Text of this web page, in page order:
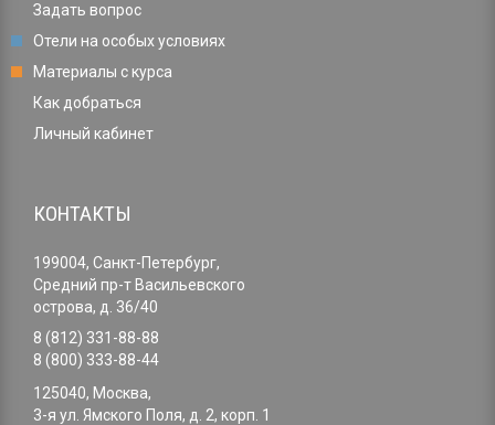
Задать вопрос
Отели на особых условиях
Материалы с курса
Как добраться
Личный кабинет
КОНТАКТЫ
199004, Санкт-Петербург,
Средний пр-т Васильевского
острова, д. 36/40
8 (812) 331-88-88
8 (800) 333-88-44
125040, Москва,
3-я ул. Ямского Поля, д. 2, корп. 1